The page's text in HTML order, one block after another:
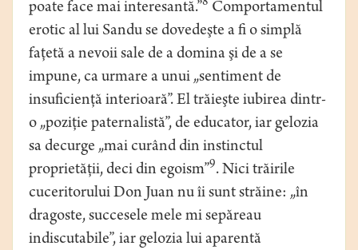
poate face mai interesantă.”8 Comportamentul
erotic al lui Sandu se dovedeşte a fi o simplă
faţetă a nevoii sale de a domina şi de a se
impune, ca urmare a unui „sentiment de
insuficienţă interioară”. El trăieşte iubirea dintr-
o „poziţie paternalistă”, de educator, iar gelozia
sa decurge „mai curând din instinctul
proprietăţii, deci din egoism”9. Nici trăirile
cuceritorului Don Juan nu îi sunt străine: „în
dragoste, succesele mele mi sepăreau
indiscutabile”, iar gelozia lui aparentă